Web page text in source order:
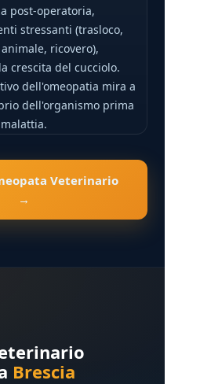
post-operatoria,
stressanti (trasloco,
ricovero),
crescita del cucciolo.
dell'omeopatia mira a
dell'organismo prima
Veterinario
→
Brescia